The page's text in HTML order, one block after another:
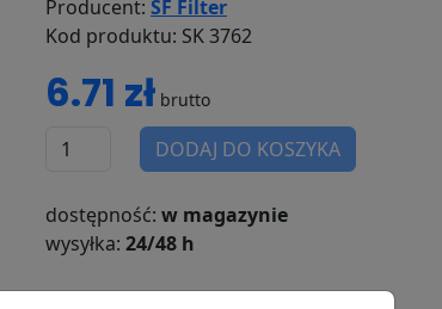
Producent: SF Filter
Kod produktu: SK 3762
6.71 zł brutto
DODAJ DO KOSZYKA
dostępność: w magazynie
wysyłka: 24/48 h